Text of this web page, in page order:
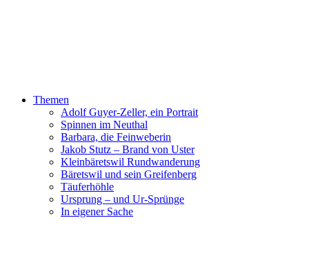
Themen
Adolf Guyer-Zeller, ein Portrait
Spinnen im Neuthal
Barbara, die Feinweberin
Jakob Stutz – Brand von Uster
Kleinbäretswil Rundwanderung
Bäretswil und sein Greifenberg
Täuferhöhle
Ursprung – und Ur-Sprünge
In eigener Sache